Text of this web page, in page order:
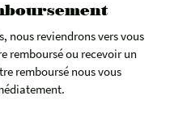
nous reviendrons vers vous
remboursé ou recevoir un
remboursé nous vous